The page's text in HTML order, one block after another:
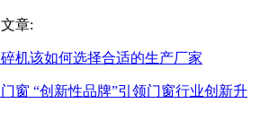
章:
机该如何选择合适的生产厂家
窗 “创新性品牌”引领门窗行业创新升